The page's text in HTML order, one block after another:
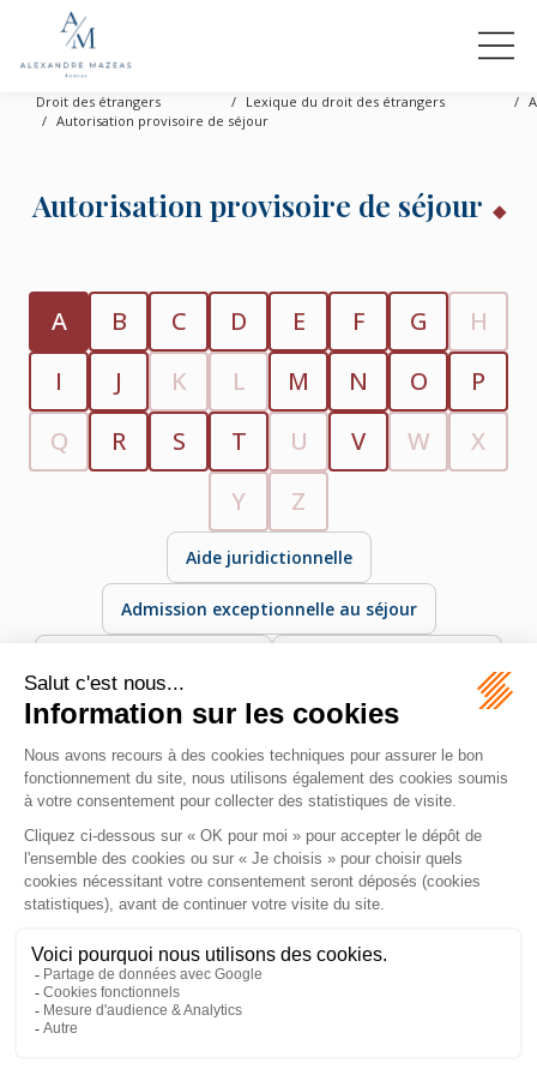
Droit des étrangers Lexique du droit des étrangers
A
Autorisation provisoire de séjour
Autorisation provisoire de séjour
A B C D E F G
H
I
J K L M N O
P
Q
R S T U V W
X
Y
Z
Aide juridictionnelle
Admission exceptionnelle au séjour
Autorisation provisoire de séjour
Document temporaire permettant à un étranger de
séjourner légalement en France pendant une durée
MAZEAS Avocat
11 Rue de Metz
31000 TOULOUSE